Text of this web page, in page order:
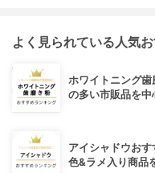
よく見られている人気
ホワイトニング
の多い市販品を中
アイシャドウお
色&ラメ入り商品